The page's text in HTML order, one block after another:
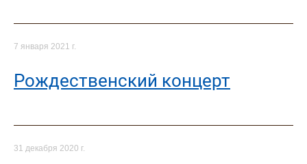
7 января 2021 г.
Рождественский концерт
31 декабря 2020 г.